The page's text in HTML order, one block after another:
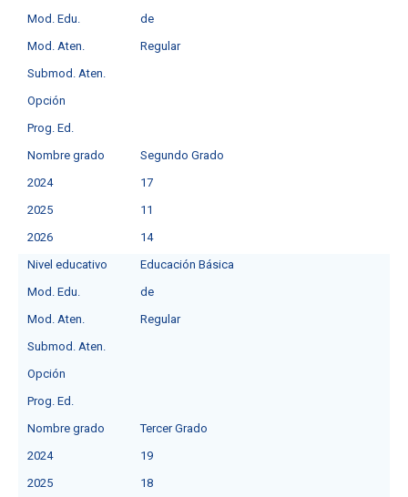
Mod. Edu.
de
Mod. Aten.
Regular
Submod. Aten.
Opción
Prog. Ed.
Nombre grado
Segundo Grado
2024
17
2025
11
2026
14
Nivel educativo
Educación Básica
Mod. Edu.
de
Mod. Aten.
Regular
Submod. Aten.
Opción
Prog. Ed.
Nombre grado
Tercer Grado
2024
19
2025
18